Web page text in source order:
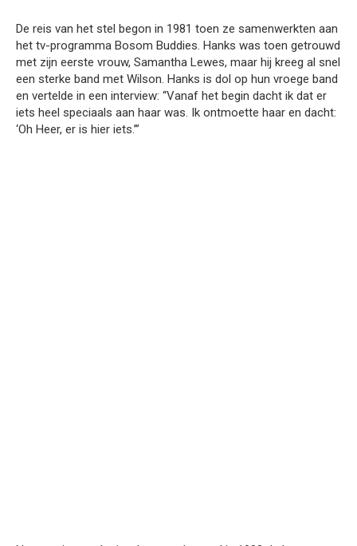
De reis van het stel begon in 1981 toen ze samenwerkten aan
het tv-programma Bosom Buddies. Hanks was toen getrouwd
met zijn eerste vrouw, Samantha Lewes, maar hij kreeg al snel
een sterke band met Wilson. Hanks is dol op hun vroege band
en vertelde in een interview: “Vanaf het begin dacht ik dat er
iets heel speciaals aan haar was. Ik ontmoette haar en dacht:
‘Oh Heer, er is hier iets.’”